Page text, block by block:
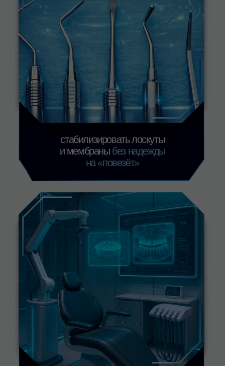
Задать вопрос
Остались вопросы?
Напишите в наш бот, и он поможет вам
разобраться
Следите за нами в соцсетях — делимся
полезными материалами и анонсами
Наши социальные сети
С нами уже работают частные
клиники и сетевые
стоматологические центры Москвы
и регионов, присоединяйтесь.
Обсудить решение для клиники